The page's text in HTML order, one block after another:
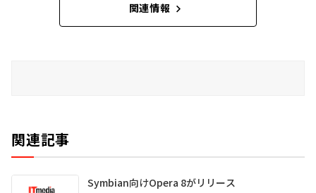
関連情報
関連記事
Symbian向けOpera 8がリリース